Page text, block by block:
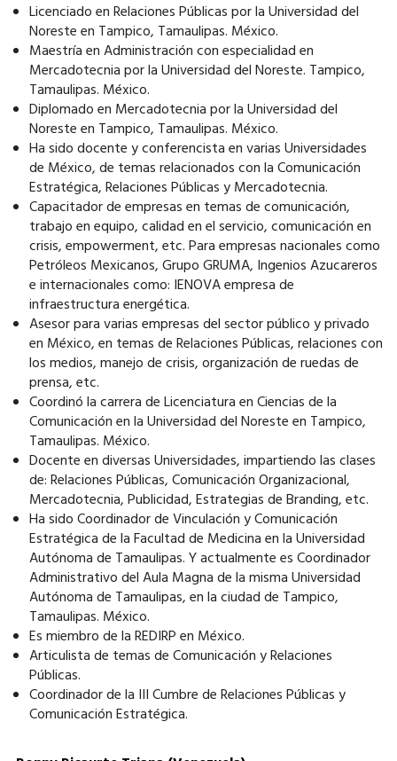
Licenciado en Relaciones Públicas por la Universidad del
Noreste en Tampico, Tamaulipas. México.
Maestría en Administración con especialidad en
Mercadotecnia por la Universidad del Noreste. Tampico,
Tamaulipas. México.
Diplomado en Mercadotecnia por la Universidad del
Noreste en Tampico, Tamaulipas. México.
Ha sido docente y conferencista en varias Universidades
de México, de temas relacionados con la Comunicación
Estratégica, Relaciones Públicas y Mercadotecnia.
Capacitador de empresas en temas de comunicación,
trabajo en equipo, calidad en el servicio, comunicación en
crisis, empowerment, etc. Para empresas nacionales como
Petróleos Mexicanos, Grupo GRUMA, Ingenios Azucareros
e internacionales como: IENOVA empresa de
infraestructura energética.
Asesor para varias empresas del sector público y privado
en México, en temas de Relaciones Públicas, relaciones con
los medios, manejo de crisis, organización de ruedas de
prensa, etc.
Coordinó la carrera de Licenciatura en Ciencias de la
Comunicación en la Universidad del Noreste en Tampico,
Tamaulipas. México.
Docente en diversas Universidades, impartiendo las clases
de: Relaciones Públicas, Comunicación Organizacional,
Mercadotecnia, Publicidad, Estrategias de Branding, etc.
Ha sido Coordinador de Vinculación y Comunicación
Estratégica de la Facultad de Medicina en la Universidad
Autónoma de Tamaulipas. Y actualmente es Coordinador
Administrativo del Aula Magna de la misma Universidad
Autónoma de Tamaulipas, en la ciudad de Tampico,
Tamaulipas. México.
Es miembro de la REDIRP en México.
Articulista de temas de Comunicación y Relaciones
Públicas.
Coordinador de la III Cumbre de Relaciones Públicas y
Comunicación Estratégica.